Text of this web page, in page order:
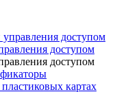
доступом
доступом